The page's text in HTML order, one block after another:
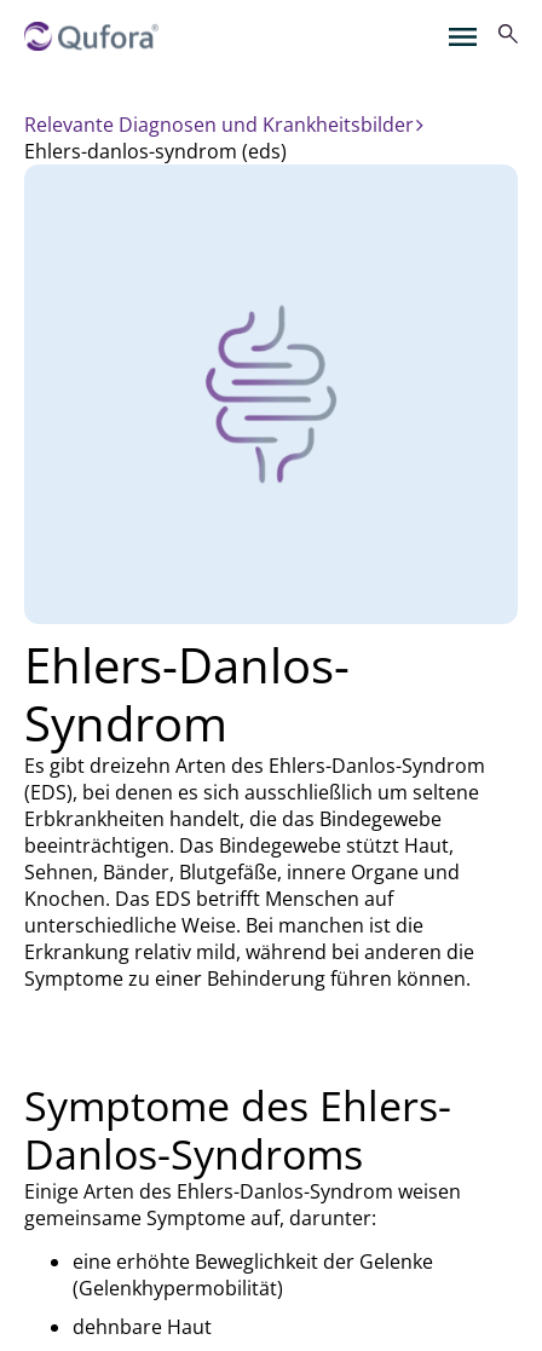
Relevante Diagnosen und Krankheitsbilder
ehlers-danlos-syndrom (eds)
Ehlers-Danlos-
Syndrom
Es gibt dreizehn Arten des Ehlers-Danlos-Syndrom
(EDS), bei denen es sich ausschließlich um seltene
Erbkrankheiten handelt, die das Bindegewebe
beeinträchtigen. Das Bindegewebe stützt Haut,
Sehnen, Bänder, Blutgefäße, innere Organe und
Knochen. Das EDS betrifft Menschen auf
unterschiedliche Weise. Bei manchen ist die
Erkrankung relativ mild, während bei anderen die
Symptome zu einer Behinderung führen können.
Symptome des Ehlers-
Danlos-Syndroms
Einige Arten des Ehlers-Danlos-Syndrom weisen
gemeinsame Symptome auf, darunter:
eine erhöhte Beweglichkeit der Gelenke
(Gelenkhypermobilität)
dehnbare Haut